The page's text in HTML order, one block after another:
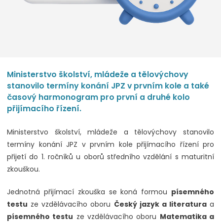
Ministerstvo školství, mládeže a tělovýchovy
stanovilo termíny konání JPZ v prvním kole a také
časový harmonogram pro první a druhé kolo
přijímacího řízení.
Ministerstvo školství, mládeže a tělovýchovy stanovilo
termíny konání JPZ v prvním kole přijímacího řízení pro
přijetí do 1. ročníků u oborů středního vzdělání s maturitní
zkouškou.
Jednotná přijímací zkouška se koná formou písemného
testu ze vzdělávacího oboru Český jazyk a literaturaa
písemného testu ze vzdělávacího oboru Matematika a